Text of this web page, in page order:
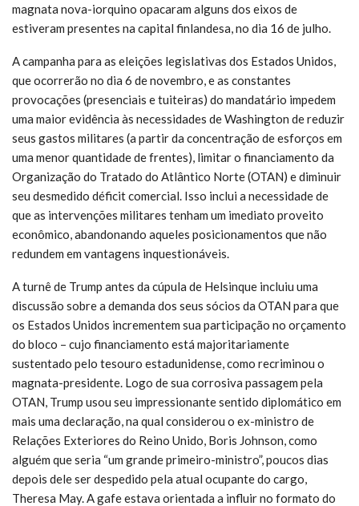
magnata nova-iorquino opacaram alguns dos eixos de
estiveram presentes na capital finlandesa, no dia 16 de julho.
A campanha para as eleições legislativas dos Estados Unidos,
que ocorrerão no dia 6 de novembro, e as constantes
provocações (presenciais e tuiteiras) do mandatário impedem
uma maior evidência às necessidades de Washington de reduzir
seus gastos militares (a partir da concentração de esforços em
uma menor quantidade de frentes), limitar o financiamento da
Organização do Tratado do Atlântico Norte (OTAN) e diminuir
seu desmedido déficit comercial. Isso inclui a necessidade de
que as intervenções militares tenham um imediato proveito
econômico, abandonando aqueles posicionamentos que não
redundem em vantagens inquestionáveis.
A turnê de Trump antes da cúpula de Helsinque incluiu uma
discussão sobre a demanda dos seus sócios da OTAN para que
os Estados Unidos incrementem sua participação no orçamento
do bloco – cujo financiamento está majoritariamente
sustentado pelo tesouro estadunidense, como recriminou o
magnata-presidente. Logo de sua corrosiva passagem pela
OTAN, Trump usou seu impressionante sentido diplomático em
mais uma declaração, na qual considerou o ex-ministro de
Relações Exteriores do Reino Unido, Boris Johnson, como
alguém que seria “um grande primeiro-ministro”, poucos dias
depois dele ser despedido pela atual ocupante do cargo,
Theresa May. A gafe estava orientada a influir no formato do